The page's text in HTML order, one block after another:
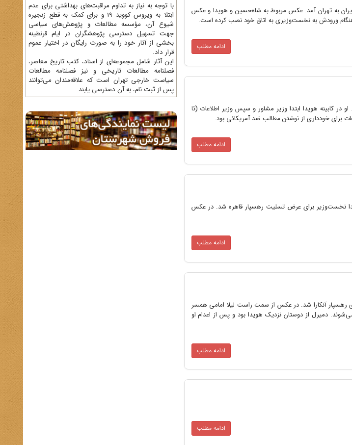
پادشاه پیشین اردن برای یک دیدار 14 روزه از ایران به تهران آمد. عکس مربوط به شاه‌حسین و هویدا و عکس
ورودش به نخست‌وزیری به اتاق خود نصب کرده است.
ادامه مطلب
برادر حسنعلی منصور نخست‌وزیر مقتول (1343) است. او در کابینه هویدا ابتدا وزیر مشاور و سپس وزیر اطلاعات (تا
ادامه مطلب
هویدا نخست‌وزیر برای عرض تسلیت رهسپار قاهره شد. در عکس
ادامه مطلب
رهسپار آنکارا شد. در عکس از سمت راست لیلا امامی همسر
دمیرل از دوستان نزدیک هویدا بود و پس از اعدام او
ادامه مطلب
ادامه مطلب
با توجه به نیاز به تداوم مراقبت‌های بهداشتی برای عدم
ابتلا به ویروس کووید 19 و برای کمک به قطع زنجیره
شیوع آن، مؤسسه مطالعات و پژوهش‌های سیاسی
جهت تسهیل دسترسی پژوهشگران در ایام قرنطینه
بخشی از آثار خود را به صورت رایگان در اختیار عموم
قرار داد.
این آثار شامل مجموعه‌ای از اسناد، کتب تاریخ معاصر،
فصلنامه‌ مطالعات تاریخی و نیز فصلنامه مطالعات
سیاست خارجی تهران است که علاقه‌مندان می‌توانند
پس از ثبت نام، به آن دسترسی یابند.